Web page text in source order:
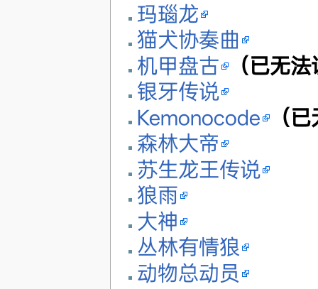
玛瑙龙
猫犬协奏曲
机甲盘古 （已无法
银牙传说
Kemonocode （已
森林大帝
苏生龙王传说
狼雨
大神
丛林有情狼
动物总动员